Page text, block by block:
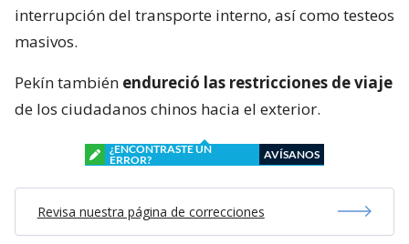
interrupción del transporte interno, así como testeos
masivos.
Pekín también endureció las restricciones de viaje
de los ciudadanos chinos hacia el exterior.
¿ENCONTRASTE UN
ERROR?
AVÍSANOS
Revisa nuestra página de correcciones